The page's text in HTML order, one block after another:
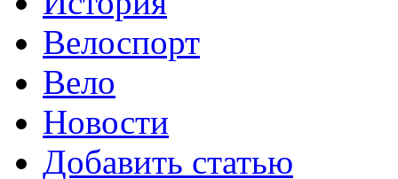
Велоспорт
Вело
Новости
Добавить статью